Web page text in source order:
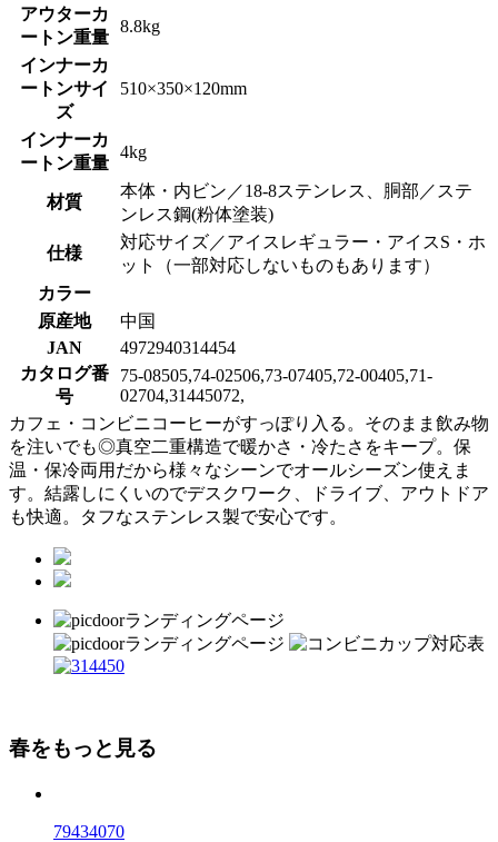
アウターカ
ートン重量
8.8kg
インナーカ
ートンサイ
ズ
510×350×120mm
インナーカ
ートン重量
4kg
材質
本体・内ビン／18-8ステンレス、胴部／ステ
ンレス鋼(粉体塗装)
仕様
対応サイズ／アイスレギュラー・アイスS・ホ
ット（一部対応しないものもあります）
カラー
原産地
中国
JAN
4972940314454
カタログ番
号
75-08505,74-02506,73-07405,72-00405,71-
02704,31445072,
カフェ・コンビニコーヒーがすっぽり入る。そのまま飲み物
を注いでも◎真空二重構造で暖かさ・冷たさをキープ。保
温・保冷両用だから様々なシーンでオールシーズン使えま
す。結露しにくいのでデスクワーク、ドライブ、アウトドア
も快適。タフなステンレス製で安心です。
春をもっと見る
79434070